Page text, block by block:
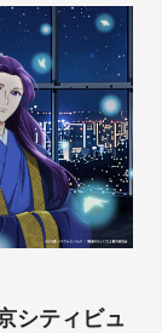
シティビュ